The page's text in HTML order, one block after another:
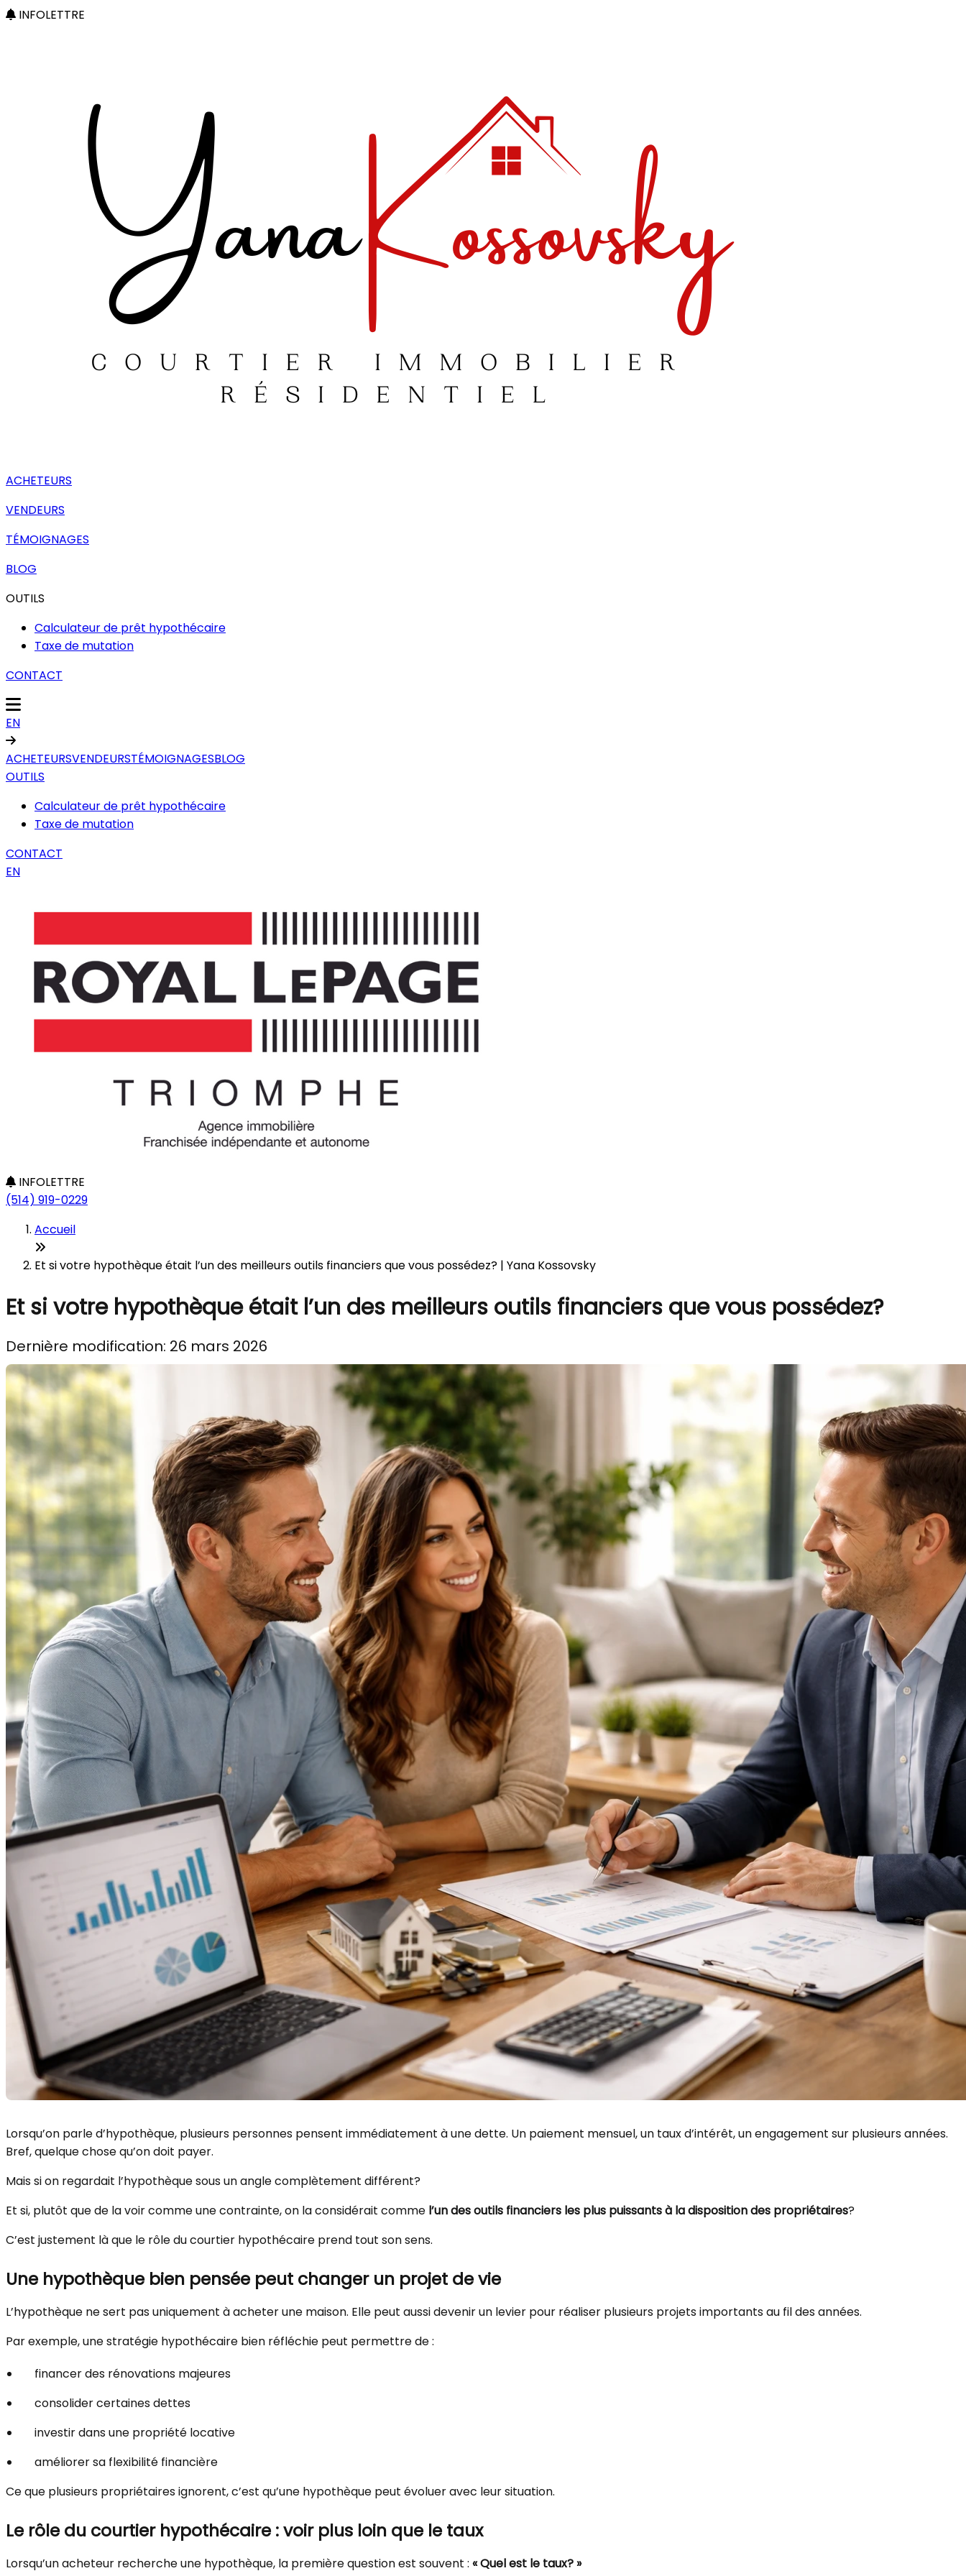
INFOLETTRE
ACHETEURS
VENDEURS
TÉMOIGNAGES
BLOG
OUTILS
Calculateur de prêt hypothécaire
Taxe de mutation
CONTACT
EN
ACHETEURSVENDEURSTÉMOIGNAGESBLOG
OUTILS
Calculateur de prêt hypothécaire
Taxe de mutation
CONTACT
EN
INFOLETTRE
(514) 919-0229
Accueil
Et si votre hypothèque était l’un des meilleurs outils financiers que vous possédez? | Yana Kossovsky
Et si votre hypothèque était l’un des meilleurs outils financiers que vous possédez?
Dernière modification: 26 mars 2026
Lorsqu’on parle d’hypothèque, plusieurs personnes pensent immédiatement à une dette. Un paiement mensuel, un taux d’intérêt, un engagement sur plusieurs années.
Bref, quelque chose qu’on doit payer.
Mais si on regardait l’hypothèque sous un angle complètement différent?
Et si, plutôt que de la voir comme une contrainte, on la considérait comme l’un des outils financiers les plus puissants à la disposition des propriétaires?
C’est justement là que le rôle du courtier hypothécaire prend tout son sens.
Une hypothèque bien pensée peut changer un projet de vie
L’hypothèque ne sert pas uniquement à acheter une maison. Elle peut aussi devenir un levier pour réaliser plusieurs projets importants au fil des années.
Par exemple, une stratégie hypothécaire bien réfléchie peut permettre de :
financer des rénovations majeures
consolider certaines dettes
investir dans une propriété locative
améliorer sa flexibilité financière
Ce que plusieurs propriétaires ignorent, c’est qu’une hypothèque peut évoluer avec leur situation.
Le rôle du courtier hypothécaire : voir plus loin que le taux
Lorsqu’un acheteur recherche une hypothèque, la première question est souvent : « Quel est le taux? »